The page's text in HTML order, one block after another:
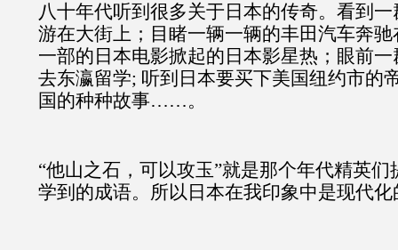
八十年代听到很多关于日本的传奇。看到
游在大街上；目睹一辆一辆的丰田汽车奔
一部的日本电影掀起的日本影星热；眼前
去东瀛留学; 听到日本要买下美国纽约市的
国的种种故事……。
“他山之石，可以攻玉”就是那个年代精英
学到的成语。所以日本在我印象中是现代化